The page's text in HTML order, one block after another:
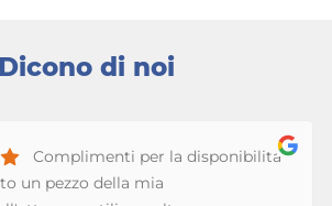
Dicono di noi
Complimenti per la disponibilita'
un pezzo della mia